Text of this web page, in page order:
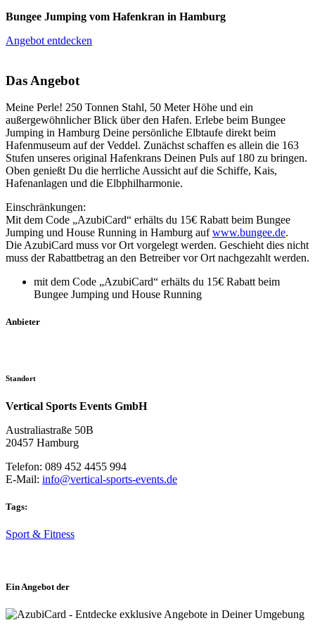
Bungee Jumping vom Hafenkran in Hamburg
Angebot entdecken
Das Angebot
Meine Perle! 250 Tonnen Stahl, 50 Meter Höhe und ein
außergewöhnlicher Blick über den Hafen. Erlebe beim Bungee
Jumping in Hamburg Deine persönliche Elbtaufe direkt beim
Hafenmuseum auf der Veddel. Zunächst schaffen es allein die 163
Stufen unseres original Hafenkrans Deinen Puls auf 180 zu bringen.
Oben genießt Du die herrliche Aussicht auf die Schiffe, Kais,
Hafenanlagen und die Elbphilharmonie.
Einschränkungen:
Mit dem Code „AzubiCard“ erhälts du 15€ Rabatt beim Bungee
Jumping und House Running in Hamburg aufwww.bungee.de.
Die AzubiCard muss vor Ort vorgelegt werden. Geschieht dies nicht
muss der Rabattbetrag an den Betreiber vor Ort nachgezahlt werden.
mit dem Code „AzubiCard“ erhälts du 15€ Rabatt beim
Bungee Jumping und House Running
Anbieter
Standort
Vertical Sports Events GmbH
Australiastraße 50B
20457 Hamburg
Telefon: 089 452 4455 994
E-Mail: info@vertical-sports-events.de
Tags:
Sport & Fitness
Ein Angebot der